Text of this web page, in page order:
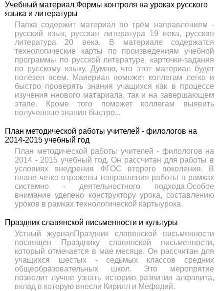
Учебный материал Формы контроля на уроках русского
языка и литературы
Папка содержит материал по трём направлениям -
русский язык, русская литература 19 века, русская
литература 20 века. В материале содержатся
технологические карты по произведениям учебной
программы по русской литературе, карточки-задания
по русскому языку. Думаю, что этот материал будет
полезен всем. Маиериал поможет коллегам легко и
быстро проверять знания учащихся как в процессе
изучения ннового матариала, так и на завершающем
этапе. Кроме того поможет коллегам выявить
полученные знания быстро...
План методической работы учителей - филологов на
2014-2015 учебный год
План методической работы учителей - филологов на
2014 - 2015 учебный год. Он рассчитан для работы в
условиях внедрения ФГОС второго поколения. В
плане четко отражены направления работы в рамках
системно - деятельностного подхода.Особое
внимание уделено конструктору урока, составлению
уроков в рамках технологической картыурока.
Праздник славянской письменности и культуры
Устный журналПраздник славянской письменности
посвящен Празднику славянской письменности,
который отмечается в мае месяце. Он рассчитан для
учащихся шестых - седьмых классов средних
общеобразовательных школ. Это меропрятие
позволит лучше узнать историю развития алфавита,
вклад в которую внесли Кирилл и Мефодий.